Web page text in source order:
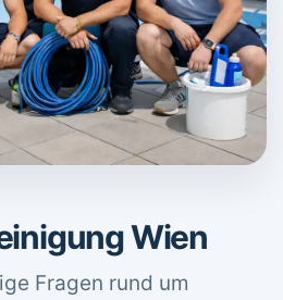
Wien
Fragen rund um